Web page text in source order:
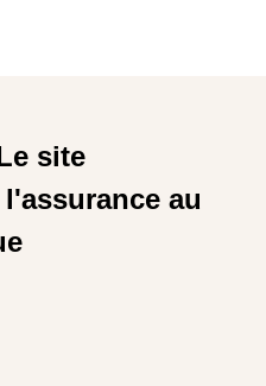
site
au